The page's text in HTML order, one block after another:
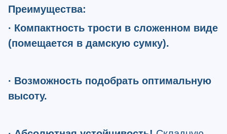
Преимущества:
∙ Компактность трости в сложенном виде
(помещается в дамскую сумку).
∙ Возможность подобрать оптимальную
высоту.